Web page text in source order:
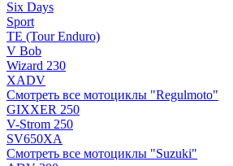
Six Days
Sport
TE (Tour Enduro)
V Bob
Wizard 230
XADV
Смотреть все мотоциклы "Regulmoto"
GIXXER 250
V-Strom 250
SV650XA
Смотреть все мотоциклы "Suzuki"